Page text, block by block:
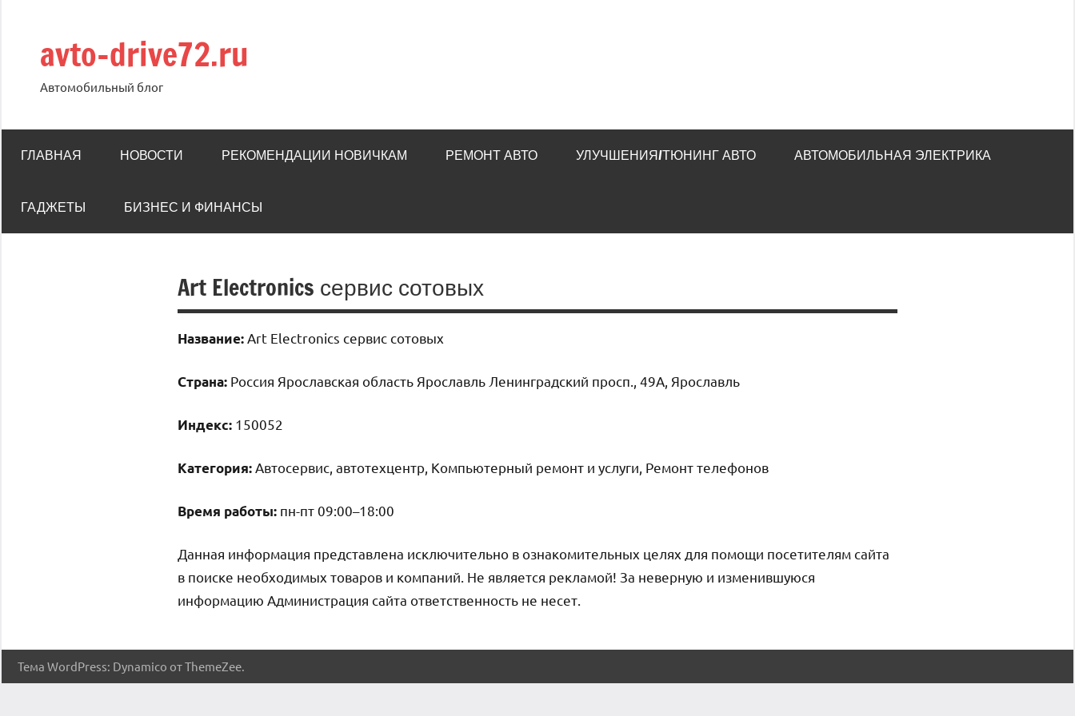
содержимому
avto-drive72.ru
Автомобильный блог
ГЛАВНАЯ НОВОСТИ РЕКОМЕНДАЦИИ НОВИЧКАМ РЕМОНТ АВТО УЛУЧШЕНИЯ/ТЮНИНГ АВТО АВТОМОБИЛЬНАЯ ЭЛЕКТРИКА
ГАДЖЕТЫ БИЗНЕС И ФИНАНСЫ
Art Electronics сервис сотовых
Название: Art Electronics сервис сотовых
Страна: Россия Ярославская область Ярославль Ленинградский просп., 49А, Ярославль
Индекс: 150052
Категория: Автосервис, автотехцентр, Компьютерный ремонт и услуги, Ремонт телефонов
Время работы: пн-пт 09:00–18:00
Данная информация представлена исключительно в ознакомительных целях для помощи посетителям сайта
в поиске необходимых товаров и компаний. Не является рекламой! За неверную и изменившуюся
информацию Администрация сайта ответственность не несет.
Тема WordPress: Dynamico от ThemeZee.